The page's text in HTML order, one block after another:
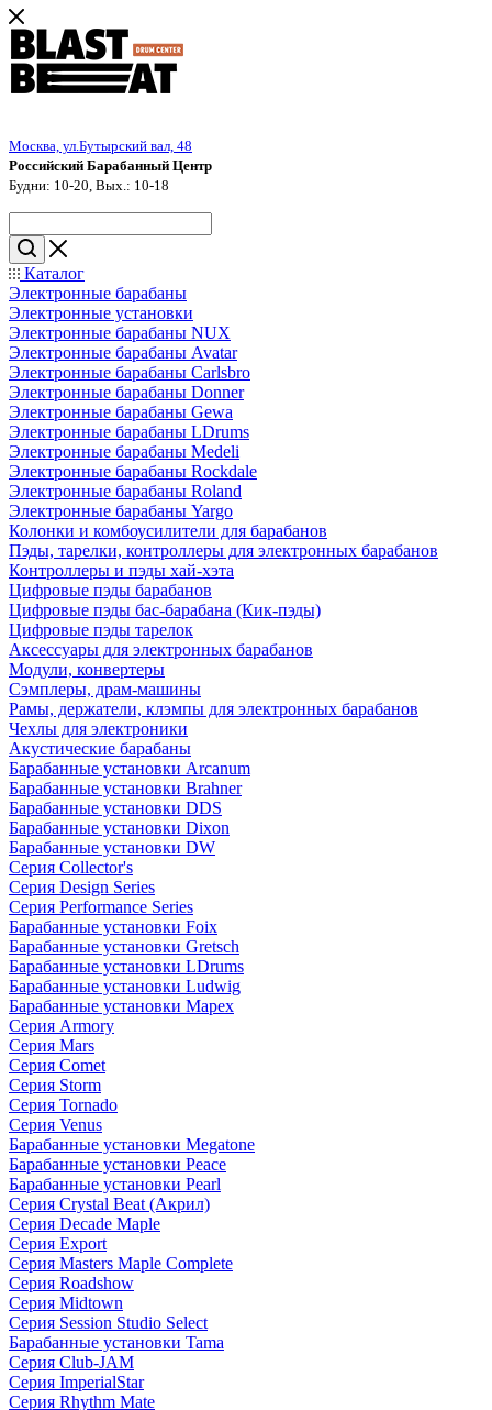
Москва, ул.Бутырский вал, 48
Российский Барабанный Центр
Будни: 10-20, Вых.: 10-18
Каталог
Электронные барабаны
Электронные установки
Электронные барабаны NUX
Электронные барабаны Avatar
Электронные барабаны Carlsbro
Электронные барабаны Donner
Электронные барабаны Gewa
Электронные барабаны LDrums
Электронные барабаны Medeli
Электронные барабаны Rockdale
Электронные барабаны Roland
Электронные барабаны Yargo
Колонки и комбоусилители для барабанов
Пэды, тарелки, контроллеры для электронных барабанов
Контроллеры и пэды хай-хэта
Цифровые пэды барабанов
Цифровые пэды бас-барабана (Кик-пэды)
Цифровые пэды тарелок
Аксессуары для электронных барабанов
Модули, конвертеры
Сэмплеры, драм-машины
Рамы, держатели, клэмпы для электронных барабанов
Чехлы для электроники
Акустические барабаны
Барабанные установки Arcanum
Барабанные установки Brahner
Барабанные установки DDS
Барабанные установки Dixon
Барабанные установки DW
Серия Collector's
Серия Design Series
Серия Performance Series
Барабанные установки Foix
Барабанные установки Gretsch
Барабанные установки LDrums
Барабанные установки Ludwig
Барабанные установки Mapex
Серия Armory
Серия Mars
Серия Comet
Серия Storm
Серия Tornado
Серия Venus
Барабанные установки Megatone
Барабанные установки Peace
Барабанные установки Pearl
Серия Crystal Beat (Акрил)
Серия Decade Maple
Серия Export
Серия Masters Maple Complete
Серия Roadshow
Серия Midtown
Серия Session Studio Select
Барабанные установки Tama
Серия Club-JAM
Серия ImperialStar
Серия Rhythm Mate